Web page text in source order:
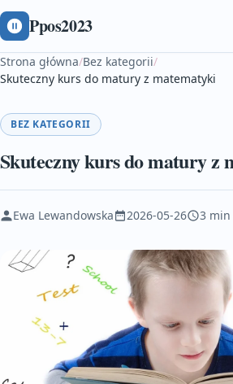
Ppos2023
Strona główna/Bez kategorii/
Skuteczny kurs do matury z matematyki
BEZ KATEGORII
Skuteczny kurs do matury z
Ewa Lewandowska 2026-05-26 3 min